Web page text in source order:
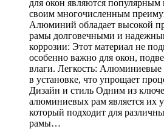
для окон являются популярным
своим многочисленным
Алюминий обладает высокой
рамы долговечными и
коррозии: Этот материал не
особенно важно для окон,
влаги. Легкость:
в установке, что упрощает
Дизайн и стиль Одним из
алюминиевых рам является их
который подходит для
рамы…